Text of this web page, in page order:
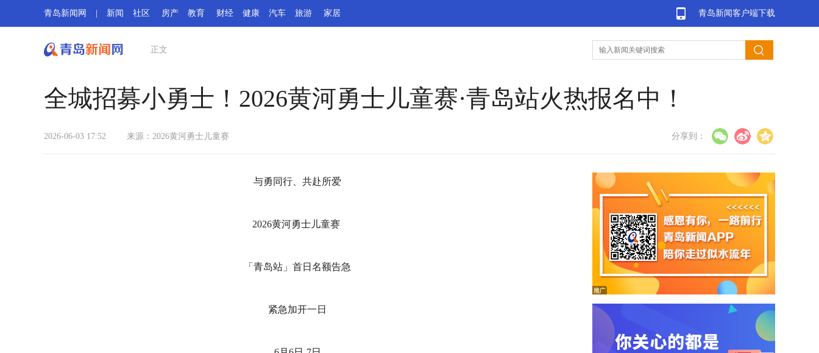
青岛新闻客户端下载
青岛新闻网 新闻 社区 房产 教育 财经 健康 汽车 旅游 家居
正文
全城招募小勇士！2026黄河勇士儿童赛·青岛站火热报名中！
2026-06-03 17:52 来源：2026黄河勇士儿童赛 分享到：
与勇同行、共赴所爱
2026黄河勇士儿童赛
「青岛站」首日名额告急
紧急加开一日